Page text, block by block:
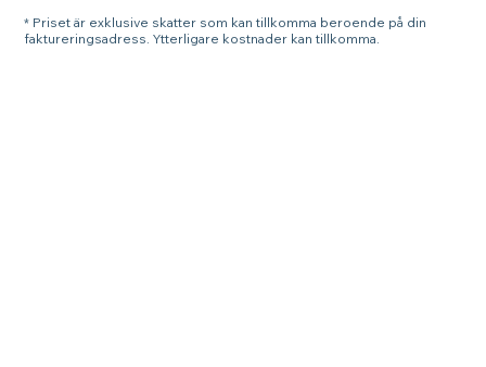
* Priset är exklusive skatter som kan tillkomma beroende på din
faktureringsadress. Ytterligare kostnader kan tillkomma.